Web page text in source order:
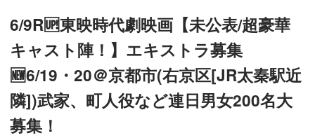
6/9R🆙東映時代劇映画【未公表/超豪華
キャスト陣！】エキストラ募集
🆕6/19・20＠京都市(右京区[JR太秦駅近
隣])武家、町人役など連日男女200名大
募集！